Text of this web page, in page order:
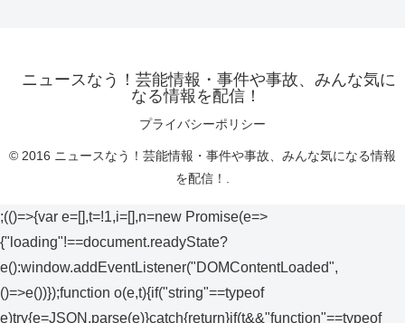
ニュースなう！芸能情報・事件や事故、みんな気に
なる情報を配信！
プライバシーポリシー
© 2016 ニュースなう！芸能情報・事件や事故、みんな気になる情報
を配信！.
;(()=>{var e=[],t=!1,i=[],n=new Promise(e=>
{"loading"!==document.readyState?
e():window.addEventListener("DOMContentLoaded",
()=>e())});function o(e,t){if("string"==typeof
e)try{e=JSON.parse(e)}catch{return}if(t&&"function"==typeof